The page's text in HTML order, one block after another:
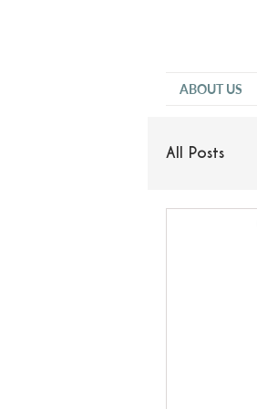
ABOUT US
All Posts